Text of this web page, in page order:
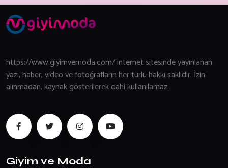
https://www.giyimvemoda.com/ internet sitesinde yayınlanan
yazı, haber, video ve fotoğrafların her türlü hakkı saklıdır. İzin
alınmadan, kaynak gösterilerek dahi kullanılamaz.
Giyim ve Moda